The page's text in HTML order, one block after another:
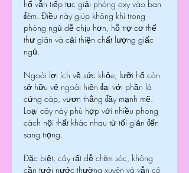
hổ vẫn tiếp tục giải phóng oxy vào ban
đêm. Điều này giúp không khí trong
phòng ngủ dễ chịu hơn, hỗ trợ cơ thể
thư giãn và cải thiện chất lượng giấc
ngủ.
Ngoài lợi ích về sức khỏe, lưỡi hổ còn
sở hữu vẻ ngoài hiện đại với phần lá
cứng cáp, vươn thẳng đầy mạnh mẽ.
Loại cây này phù hợp với nhiều phong
cách nội thất khác nhau từ tối giản đến
sang trọng.
Đặc biệt, cây rất dễ chăm sóc, không
cần tưới nước thường xuyên và vẫn có